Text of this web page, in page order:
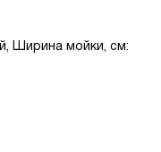
Ширина мойки, см: